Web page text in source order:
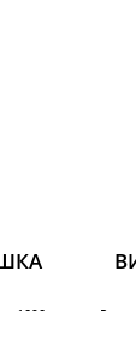
1020 гр
Вес